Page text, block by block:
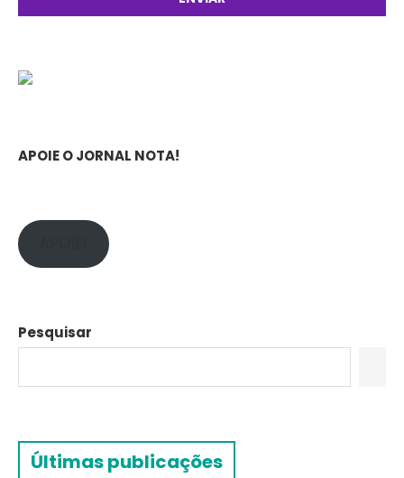
APOIE O JORNAL NOTA!
Pesquisar
Últimas publicações